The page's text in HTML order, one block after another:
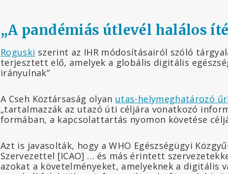
„A pandémiás útlevél halálos
Roguski szerint az IHR módosításairól szóló
terjesztett elő, amelyek a globális digitális
irányulnak”
A Cseh Köztársaság olyan utas-helymeghatározó
„tartalmazzák az utazó úti céljára vonatkozó
formában, a kapcsolattartás nyomon követése
Azt is javasolták, hogy a WHO Egészségügyi
Szervezettel [ICAO] … és más érintett
azokat a követelményeket, amelyeknek a digitális